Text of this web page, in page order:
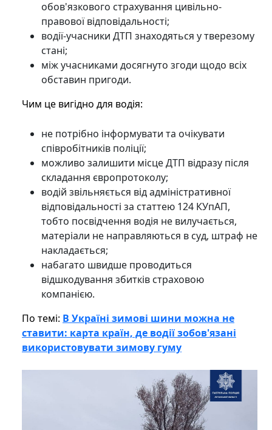
обов'язкового страхування цивільно-
правової відповідальності;
водії-учасники ДТП знаходяться у тверезому
стані;
між учасниками досягнуто згоди щодо всіх
обставин пригоди.
Чим це вигідно для водія:
не потрібно інформувати та очікувати
співробітників поліції;
можливо залишити місце ДТП відразу після
складання європротоколу;
водій звільняється від адміністративної
відповідальності за статтею 124 КУпАП,
тобто посвідчення водія не вилучається,
матеріали не направляються в суд, штраф не
накладається;
набагато швидше проводиться
відшкодування збитків страховою
компанією.
По темі: В Україні зимові шини можна не
ставити: карта країн, де водії зобов'язані
використовувати зимову гуму